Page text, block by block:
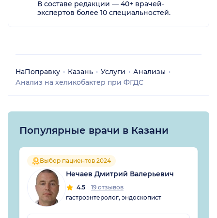
В составе редакции — 40+ врачей-
экспертов более 10 специальностей.
НаПоправку Казань Услуги
Анализы
Анализ на хеликобактер при ФГДС
Популярные врачи в Казани
Выбор пациентов 2024
Нечаев Дмитрий Валерьевич
4.5
19 отзывов
гастроэнтеролог, эндоскопист